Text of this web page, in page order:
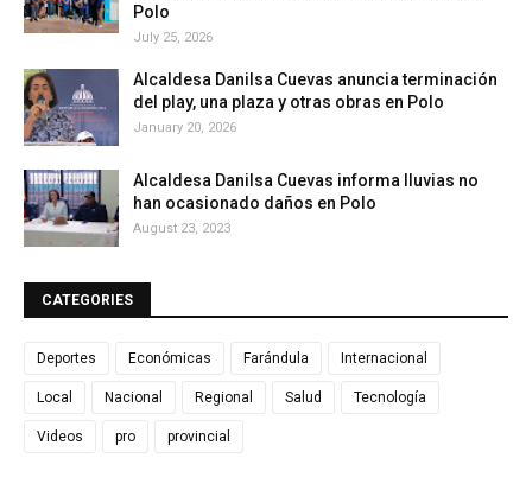
Polo
July 25, 2026
Alcaldesa Danilsa Cuevas anuncia terminación
del play, una plaza y otras obras en Polo
January 20, 2026
Alcaldesa Danilsa Cuevas informa lluvias no
han ocasionado daños en Polo
August 23, 2023
CATEGORIES
Deportes Económicas Farándula Internacional
Local Nacional Regional Salud Tecnología
Videos pro provincial